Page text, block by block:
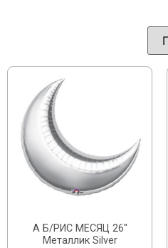
А Б/РИС МЕСЯЦ 26″
Металлик Silver